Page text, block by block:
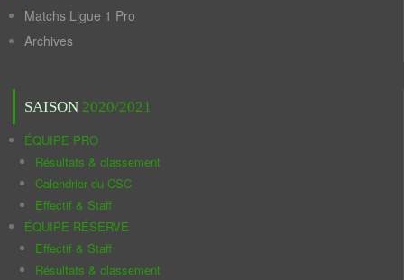
Matchs Ligue 1 Pro
Archives
SAISON 2020/2021
ÉQUIPE PRO
Résultats & classement
Calendrier du CSC
Effectif & Staff
ÉQUIPE RÉSERVE
Effectif & Staff
Résultats & classement